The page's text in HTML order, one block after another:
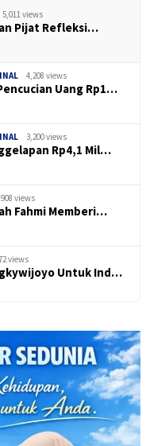
5,011 views
Pijat Refleksi…
4,208 views
Uang Rp1…
3,200 views
Rp4,1 Mil…
views
Fahmi Memberi…
views
Untuk Ind…